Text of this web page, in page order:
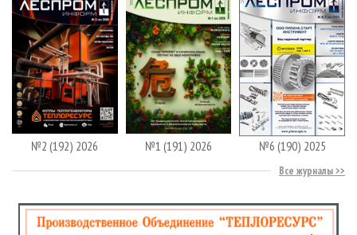
№2 (192) 2026 №1 (191) 2026 №6 (190) 2025
Все журналы